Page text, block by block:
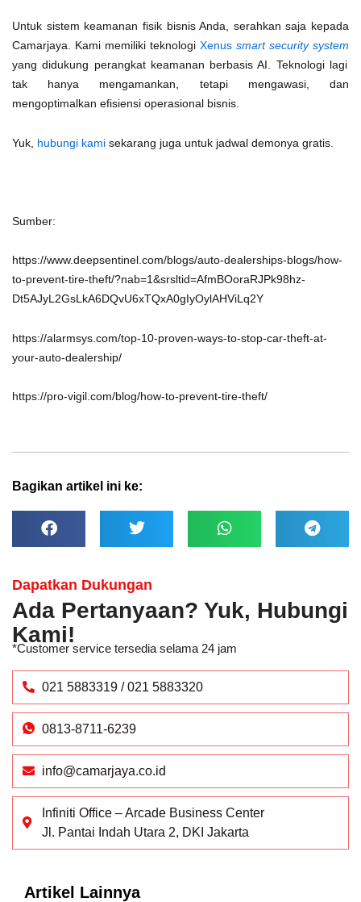
Untuk sistem keamanan fisik bisnis Anda, serahkan saja kepada
Camarjaya. Kami memiliki teknologi Xenus smart security system
yang didukung perangkat keamanan berbasis AI. Teknologi lagi
tak hanya mengamankan, tetapi mengawasi, dan
mengoptimalkan efisiensi operasional bisnis.
Yuk, hubungi kami sekarang juga untuk jadwal demonya gratis.
Sumber:
https://www.deepsentinel.com/blogs/auto-dealerships-blogs/how-
to-prevent-tire-theft/?nab=1&srsltid=AfmBOoraRJPk98hz-
Dt5AJyL2GsLkA6DQvU6xTQxA0gIyOylAHViLq2Y
https://alarmsys.com/top-10-proven-ways-to-stop-car-theft-at-
your-auto-dealership/
https://pro-vigil.com/blog/how-to-prevent-tire-theft/
Bagikan artikel ini ke:
Dapatkan Dukungan
Ada Pertanyaan? Yuk, Hubungi
Kami!
*Customer service tersedia selama 24 jam
021 5883319 / 021 5883320
0813-8711-6239
info@camarjaya.co.id
Infiniti Office – Arcade Business Center
Jl. Pantai Indah Utara 2, DKI Jakarta
Artikel Lainnya